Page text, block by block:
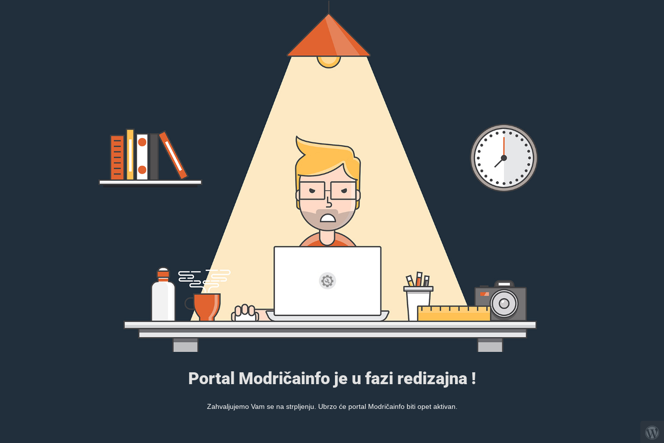
Portal Modričainfo je u fazi redizajna !
Zahvaljujemo Vam se na strpljenju. Ubrzo će portal Modričainfo biti opet aktivan.